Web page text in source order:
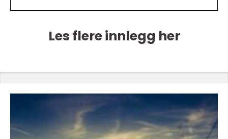
Les flere innlegg her